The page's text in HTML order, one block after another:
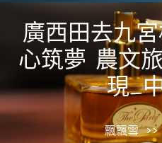
廣西田去九
心筑夢 農文
現_
飄飄雪 >>